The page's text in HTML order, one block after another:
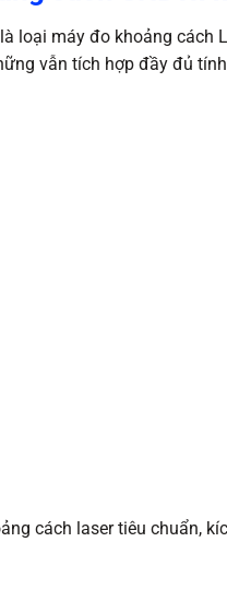
là loại máy đo khoảng cách
vẫn tích hợp đầy đủ
cách laser tiêu chuẩn,